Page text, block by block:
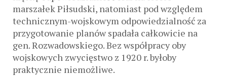
marszałek Piłsudski, natomiast pod względem
technicznym-wojskowym odpowiedzialność za
przygotowanie planów spadała całkowicie na
gen. Rozwadowskiego. Bez współpracy oby
wojskowych zwycięstwo z 1920 r. byłoby
praktycznie niemożliwe.